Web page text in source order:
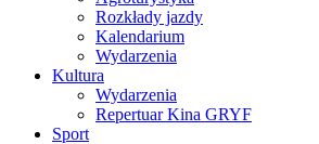
Rozkłady jazdy
Kalendarium
Wydarzenia
Kultura
Wydarzenia
Repertuar Kina GRYF
Sport